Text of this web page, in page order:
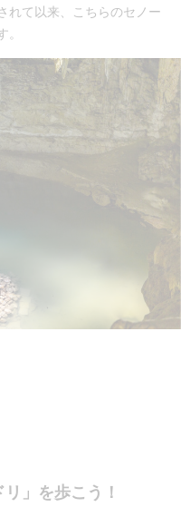
れて以来、こちらのセノー
」を歩こう！